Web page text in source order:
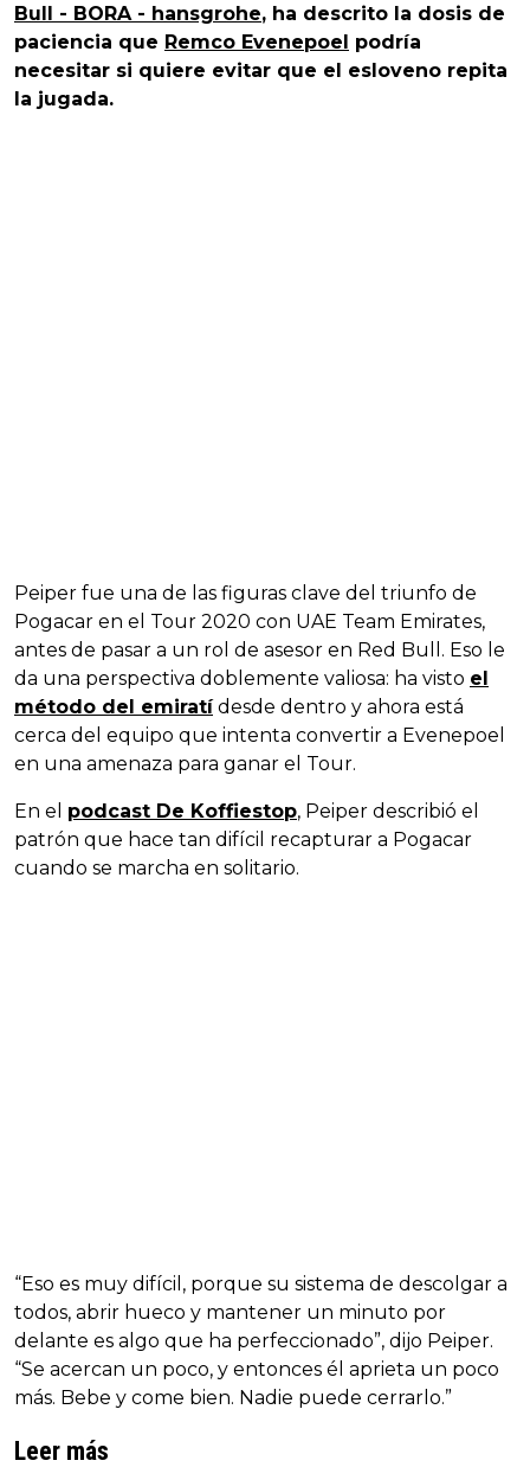
Bull - BORA - hansgrohe, ha descrito la dosis de
paciencia que Remco Evenepoel podría
necesitar si quiere evitar que el esloveno repita
la jugada.
Peiper fue una de las figuras clave del triunfo de
Pogacar en el Tour 2020 con UAE Team Emirates,
antes de pasar a un rol de asesor en Red Bull. Eso le
da una perspectiva doblemente valiosa: ha visto el
método del emiratídesde dentro y ahora está
cerca del equipo que intenta convertir a Evenepoel
en una amenaza para ganar el Tour.
En el podcast De Koffiestop, Peiper describió el
patrón que hace tan difícil recapturar a Pogacar
cuando se marcha en solitario.
“Eso es muy difícil, porque su sistema de descolgar a
todos, abrir hueco y mantener un minuto por
delante es algo que ha perfeccionado”, dijo Peiper.
“Se acercan un poco, y entonces él aprieta un poco
más. Bebe y come bien. Nadie puede cerrarlo.”
Leer más